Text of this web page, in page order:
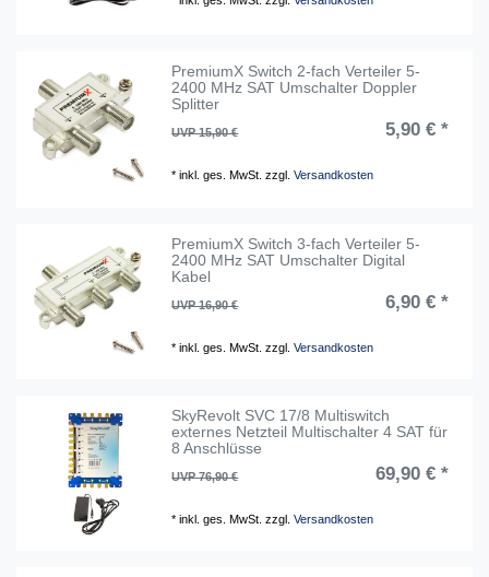
PremiumX Switch 2-fach Verteiler 5-
2400 MHz SAT Umschalter Doppler
Splitter
UVP 15,90 € 5,90 € *
*inkl. ges. MwSt. zzgl.Versandkosten
PremiumX Switch 3-fach Verteiler 5-
2400 MHz SAT Umschalter Digital
Kabel
UVP 16,90 € 6,90 € *
*inkl. ges. MwSt. zzgl.Versandkosten
SkyRevolt SVC 17/8 Multiswitch
externes Netzteil Multischalter 4 SAT für
8 Anschlüsse
UVP 76,90 € 69,90 € *
*inkl. ges. MwSt. zzgl.Versandkosten